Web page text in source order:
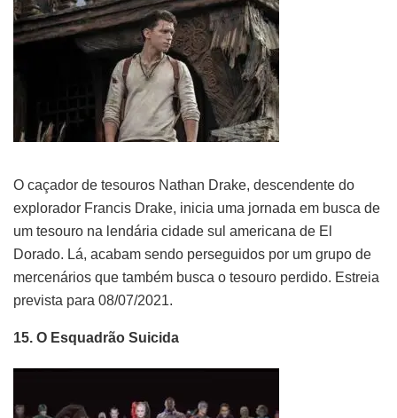
O caçador de tesouros Nathan Drake, descendente do
explorador Francis Drake, inicia uma jornada em busca de
um tesouro na lendária cidade sul americana de El
Dorado. Lá, acabam sendo perseguidos por um grupo de
mercenários que também busca o tesouro perdido. Estreia
prevista para 08/07/2021.
15. O Esquadrão Suicida